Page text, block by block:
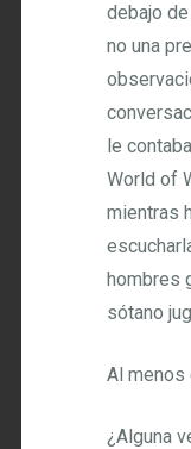
debajo
no una
le
World of
mientras
hombres
sótano
Al menos
¿Alguna